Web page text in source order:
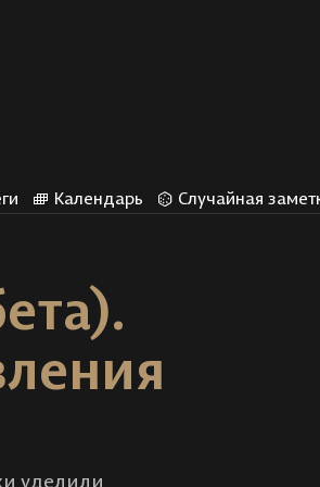
Календарь Случайная
уделили